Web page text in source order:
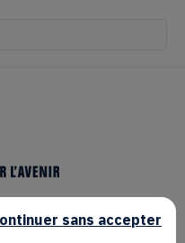
sans accepter